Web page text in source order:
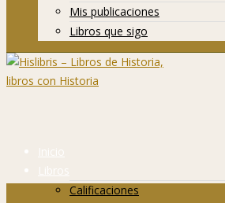
Mis publicaciones
Libros que sigo
Inicio
Libros
Calificaciones